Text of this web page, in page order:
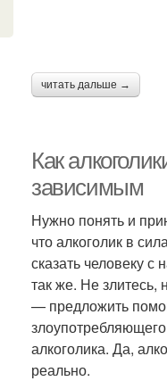
читать дальше →
Как
зависимым
Нужно понять и
что алкоголик в
сказать человеку
так же. Не злитесь,
— предложить
алкоголика. Да,
реально.